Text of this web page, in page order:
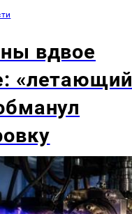
вдвое
«летающий